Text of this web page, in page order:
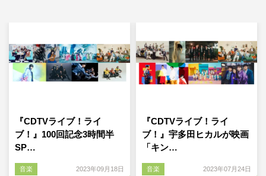
『CDTVライブ！ライ
ブ！』100回記念3時間半
SP…
音楽 2023年09月18日
『CDTVライブ！ライ
ブ！』宇多田ヒカルが映画
「キン…
音楽 2023年07月24日